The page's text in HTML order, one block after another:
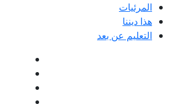
المرئيات
هذا ديننا
التعليم عن بعد